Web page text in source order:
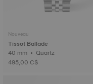
Nouveau
Tissot Ballade
40 mm • Quartz
495,00 C$